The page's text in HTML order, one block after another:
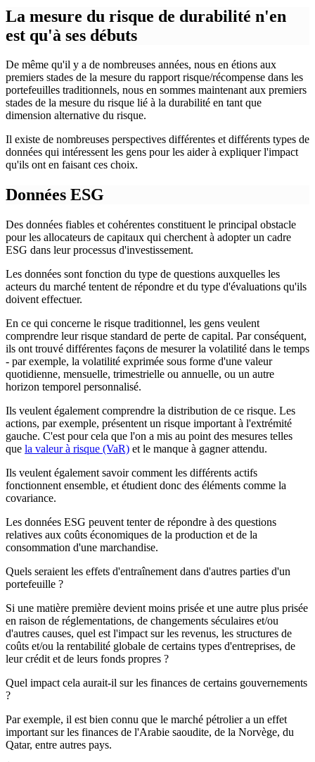
La mesure du risque de durabilité n'en
est qu'à ses débuts
De même qu'il y a de nombreuses années, nous en étions aux
premiers stades de la mesure du rapport risque/récompense dans les
portefeuilles traditionnels, nous en sommes maintenant aux premiers
stades de la mesure du risque lié à la durabilité en tant que
dimension alternative du risque.
Il existe de nombreuses perspectives différentes et différents types de
données qui intéressent les gens pour les aider à expliquer l'impact
qu'ils ont en faisant ces choix.
Données ESG
Des données fiables et cohérentes constituent le principal obstacle
pour les allocateurs de capitaux qui cherchent à adopter un cadre
ESG dans leur processus d'investissement.
Les données sont fonction du type de questions auxquelles les
acteurs du marché tentent de répondre et du type d'évaluations qu'ils
doivent effectuer.
En ce qui concerne le risque traditionnel, les gens veulent
comprendre leur risque standard de perte de capital. Par conséquent,
ils ont trouvé différentes façons de mesurer la volatilité dans le temps
- par exemple, la volatilité exprimée sous forme d'une valeur
quotidienne, mensuelle, trimestrielle ou annuelle, ou un autre
horizon temporel personnalisé.
Ils veulent également comprendre la distribution de ce risque. Les
actions, par exemple, présentent un risque important à l'extrémité
gauche. C'est pour cela que l'on a mis au point des mesures telles
que la valeur à risque (VaR) et le manque à gagner attendu.
Ils veulent également savoir comment les différents actifs
fonctionnent ensemble, et étudient donc des éléments comme la
covariance.
Les données ESG peuvent tenter de répondre à des questions
relatives aux coûts économiques de la production et de la
consommation d'une marchandise.
Quels seraient les effets d'entraînement dans d'autres parties d'un
portefeuille ?
Si une matière première devient moins prisée et une autre plus prisée
en raison de réglementations, de changements séculaires et/ou
d'autres causes, quel est l'impact sur les revenus, les structures de
coûts et/ou la rentabilité globale de certains types d'entreprises, de
leur crédit et de leurs fonds propres ?
Quel impact cela aurait-il sur les finances de certains gouvernements
?
Par exemple, il est bien connu que le marché pétrolier a un effet
important sur les finances de l'Arabie saoudite, de la Norvège, du
Qatar, entre autres pays.